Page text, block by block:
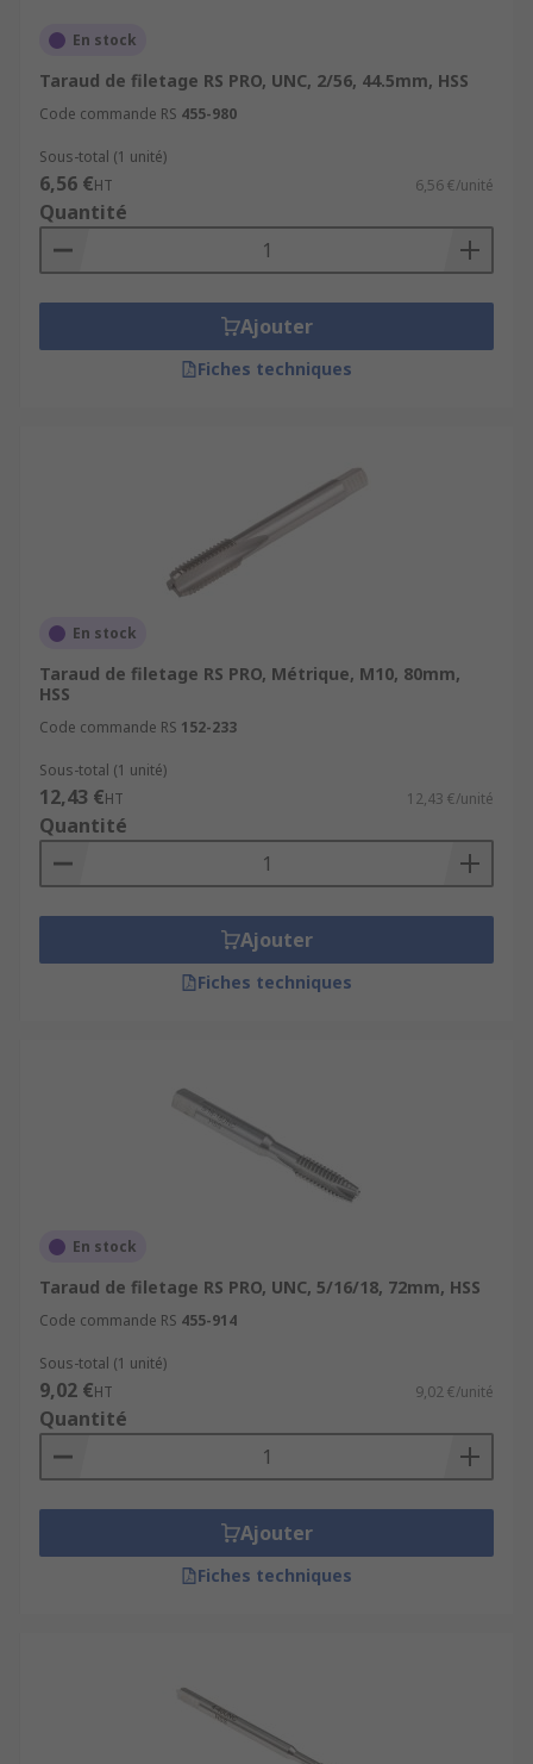
En stock
Taraud de filetage RS PRO, UNC, 2/56, 44.5mm, HSS
Code commande RS 455-980
Sous-total (1 unité)
6,56 €HT 6,56 €/unité
Quantité
Ajouter
Fiches techniques
En stock
Taraud de filetage RS PRO, Métrique, M10, 80mm,
HSS
Code commande RS 152-233
Sous-total (1 unité)
12,43 €HT 12,43 €/unité
Quantité
Ajouter
Fiches techniques
En stock
Taraud de filetage RS PRO, UNC, 5/16/18, 72mm, HSS
Code commande RS 455-914
Sous-total (1 unité)
9,02 €HT 9,02 €/unité
Quantité
Ajouter
Fiches techniques